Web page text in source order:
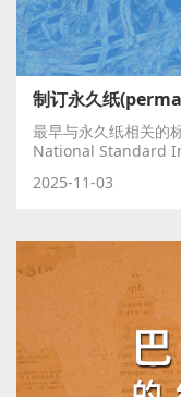
制订永久纸
最早与永久纸相关的
National Standard
2025-11-03